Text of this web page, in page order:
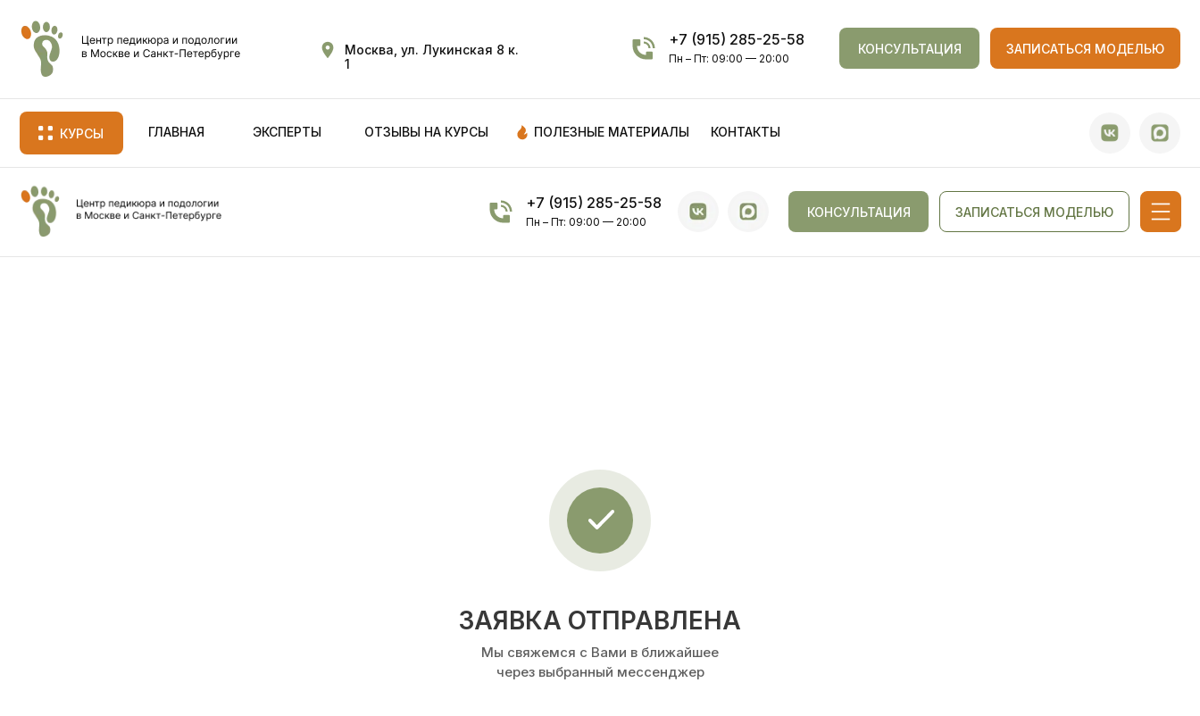
ЗАПИСАТЬСЯ МОДЕЛЬЮ
КОНСУЛЬТАЦИЯ
ЭКСПЕРТЫ ОТЗЫВЫ НА КУРСЫ ПОЛЕЗНЫЕ МАТЕРИАЛЫ КОНТАКТЫ
+7 (915) 285-25-58
Пн – Пт: 09:00 — 20:00
Москва, ул. Лукинская 8 к.
1
КУРСЫ ГЛАВНАЯ
ЗАПИСАТЬСЯ МОДЕЛЬЮ
КОНСУЛЬТАЦИЯ
+7 (915) 285-25-58
Пн – Пт: 09:00 — 20:00
ЗАЯВКА ОТПРАВЛЕНА
Мы свяжемся с Вами в ближайшее
через выбранный мессенджер